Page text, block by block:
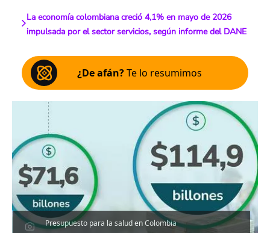
La economía colombiana creció 4,1% en mayo de 2026
impulsada por el sector servicios, según informe del DANE
¿De afán?Te lo resumimos
Presupuesto para la salud en Colombia